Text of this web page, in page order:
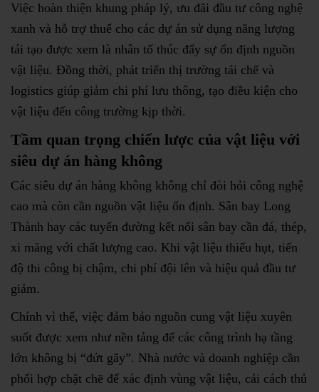
Việc hoàn thiện khung pháp lý, ưu đãi đầu tư công nghệ
xanh và hỗ trợ thuế cho các dự án sử dụng năng lượng
tái tạo được xem là nhân tố thúc đẩy sự ổn định nguồn
vật liệu. Đồng thời, phát triển thị trường tái chế và
logistics giúp giảm chi phí lưu thông, tạo điều kiện cho
vật liệu đến công trường kịp thời.
Tầm quan trọng chiến lược của vật liệu với
siêu dự án hàng không
Các siêu dự án hàng không không chỉ đòi hỏi công nghệ
cao mà còn cần nguồn vật liệu ổn định. Sân bay Long
Thành hay các tuyến đường kết nối sân bay cần đá, thép,
xi măng với chất lượng cao. Khi vật liệu thiếu hụt, tiến
độ thi công bị chậm, chi phí đội lên và hiệu quả đầu tư
giảm.
Chính vì thế, việc đảm bảo nguồn cung vật liệu xuyên
suốt được xem như nền tảng để các công trình hạ tầng
lớn không bị “đứt gãy”. Nhà nước và doanh nghiệp cần
phối hợp chặt chẽ để xác định vùng vật liệu, cải cách thủ